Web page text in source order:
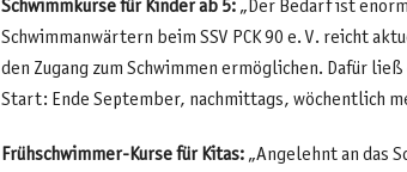
Schwimmkurse für Kinder ab 5: „Der Bedarf ist
Schwimmanwärtern beim SSV PCK 90 e. V. reicht
den Zugang zum Schwimmen ermöglichen. Dafür
Start: Ende September, nachmittags, wöchentlich
Frühschwimmer-Kurse für Kitas: „Angelehnt an das